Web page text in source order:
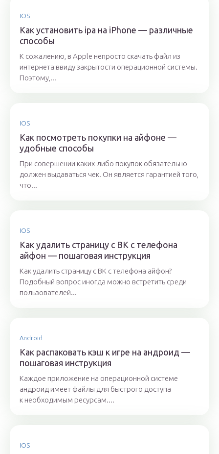
IOS
Как установить ipa на iPhone — различные
способы
К сожалению, в Apple непросто скачать файл из
интернета ввиду закрытости операционной системы.
Поэтому,...
IOS
Как посмотреть покупки на айфоне —
удобные способы
При совершении каких-либо покупок обязательно
должен выдаваться чек. Он является гарантией того,
что...
IOS
Как удалить страницу с ВК с телефона
айфон — пошаговая инструкция
Как удалить страницу с ВК с телефона айфон?
Подобный вопрос иногда можно встретить среди
пользователей...
Android
Как распаковать кэш к игре на андроид —
пошаговая инструкция
Каждое приложение на операционной системе
андроид имеет файлы для быстрого доступа
к необходимым ресурсам....
IOS